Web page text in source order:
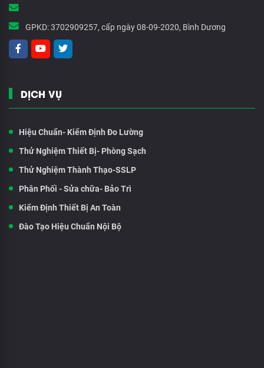
GPKD:3702909257, cấp ngày 08-09-2020, Bình Dương
DỊCH VỤ
Hiệu Chuẩn- Kiểm Định Đo Lường
Thử Nghiệm Thiết Bị- Phòng Sạch
Thử Nghiệm Thành Thạo-SSLP
Phân Phối - Sửa chữa- Bảo Trì
Kiểm Định Thiết Bị An Toàn
Đào Tạo Hiệu Chuẩn Nội Bộ